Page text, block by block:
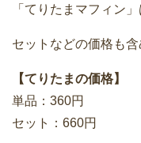
「てりたまマフィン
セットなどの価格も含
【てりたまの価格】
単品：360円
セット：660円